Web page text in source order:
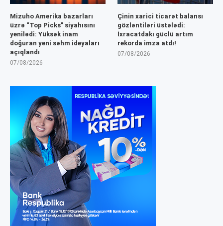
Mizuho Amerika bazarları
üzrə “Top Picks” siyahısını
yenilədi: Yüksək inam
doğuran yeni səhm ideyaları
açıqlandı
07/08/2026
Çinin xarici ticarət balansı
gözləntiləri üstələdi:
İxracatdakı güclü artım
rekorda imza atdı!
07/08/2026